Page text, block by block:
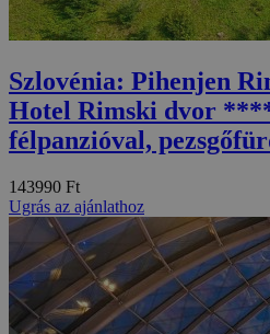
Szlovénia: Pihenjen
Hotel Rimski dvor
félpanzióval,
143990 Ft
Ugrás az ajánlathoz